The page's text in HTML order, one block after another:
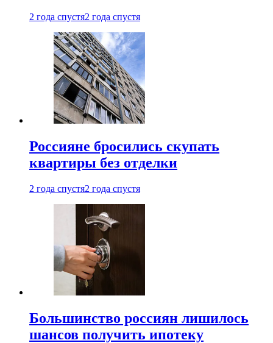
2 года спустя2 года спустя
Россияне бросились скупать
квартиры без отделки
2 года спустя2 года спустя
Большинство россиян лишилось
шансов получить ипотеку